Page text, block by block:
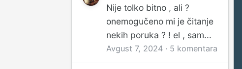
Nije tolko bitno , ali ?
onemogučeno mi je čitanje
nekih poruka ? ! el , sam...
Avgust 7, 2024 · 5 komentara